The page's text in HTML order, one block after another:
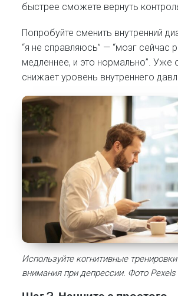
быстрее сможете вернуть
Попробуйте сменить внутренний
“я не справляюсь” — “мозг сейчас
медленнее, и это нормально”. Уже
снижает уровень внутреннего
Используйте когнитивные
внимания при депрессии. Фото Pexels